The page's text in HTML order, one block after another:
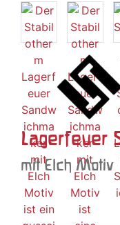
Lagerfeuer
mit Elch Motiv